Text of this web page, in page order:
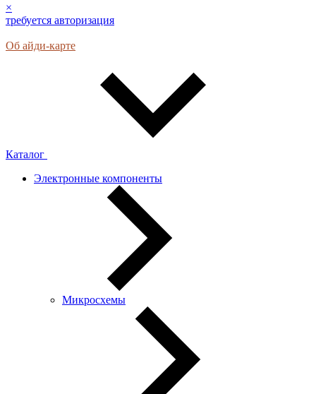
×
требуется авторизация
Об айди-карте
Каталог
Электронные компоненты
Микросхемы